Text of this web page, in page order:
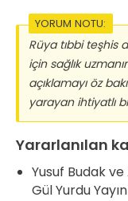
YORUM NOTU:
Rüya tıbbi teşhis
için sağlık
açıklamayı öz
yarayan ihtiyatlı
Yararlanılan
Yusuf Budak
Gül Yurdu